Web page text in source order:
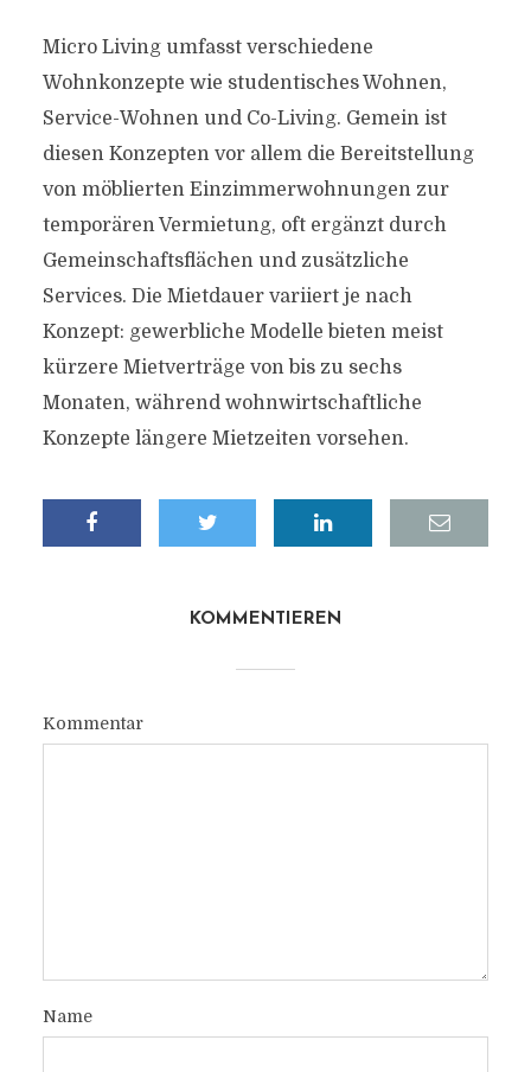
Micro Living umfasst verschiedene
Wohnkonzepte wie studentisches Wohnen,
Service-Wohnen und Co-Living. Gemein ist
diesen Konzepten vor allem die Bereitstellung
von möblierten Einzimmerwohnungen zur
temporären Vermietung, oft ergänzt durch
Gemeinschaftsflächen und zusätzliche
Services. Die Mietdauer variiert je nach
Konzept: gewerbliche Modelle bieten meist
kürzere Mietverträge von bis zu sechs
Monaten, während wohnwirtschaftliche
Konzepte längere Mietzeiten vorsehen.
KOMMENTIEREN
Kommentar
Name